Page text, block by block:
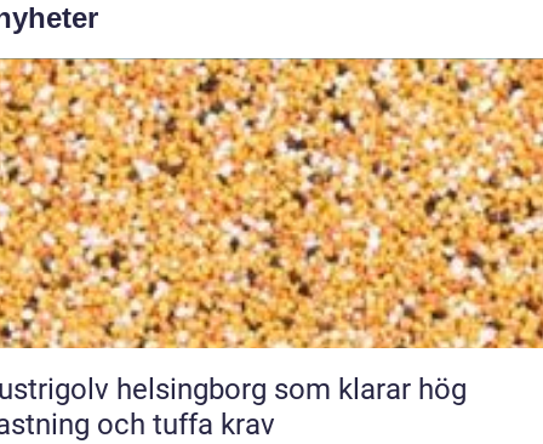
helsingborg som klarar hög
och tuffa krav